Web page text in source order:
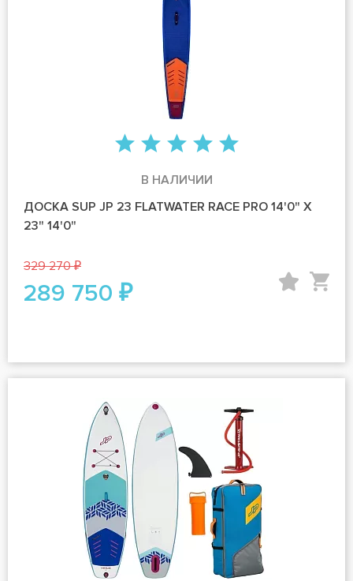
В НАЛИЧИИ
ДОСКА SUP JP 23 FLATWATER RACE PRO 14'0" X
23" 14'0"
329 270 ₽
289 750 ₽